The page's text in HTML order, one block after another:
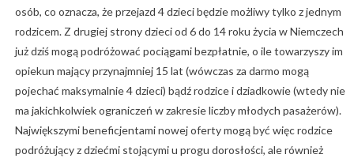
osób, co oznacza, że przejazd 4 dzieci będzie możliwy tylko z jednym
rodzicem. Z drugiej strony dzieci od 6 do 14 roku życia w Niemczech
już dziś mogą podróżować pociągami bezpłatnie, o ile towarzyszy im
opiekun mający przynajmniej 15 lat (wówczas za darmo mogą
pojechać maksymalnie 4 dzieci) bądź rodzice i dziadkowie (wtedy nie
ma jakichkolwiek ograniczeń w zakresie liczby młodych pasażerów).
Największymi beneficjentami nowej oferty mogą być więc rodzice
podróżujący z dziećmi stojącymi u progu dorosłości, ale również